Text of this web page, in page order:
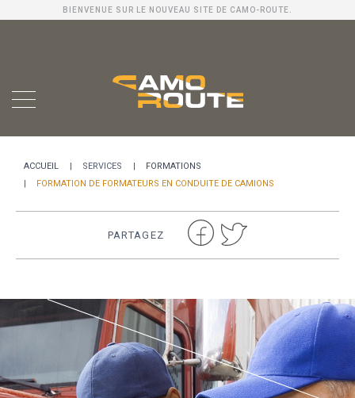
BIENVENUE SUR LE NOUVEAU SITE DE CAMO-ROUTE.
ACCUEIL SERVICES
FORMATIONS
FORMATION DE FORMATEURS EN CONDUITE DE CAMIONS
PARTAGEZ